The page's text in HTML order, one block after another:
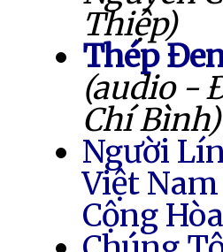
Thiệp)
Thép
(audio -
Chí Bình)
Người
Việt Nam
Cộng Hòa